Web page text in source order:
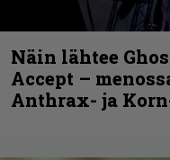
Näin lähtee
Accept –
Anthrax- ja